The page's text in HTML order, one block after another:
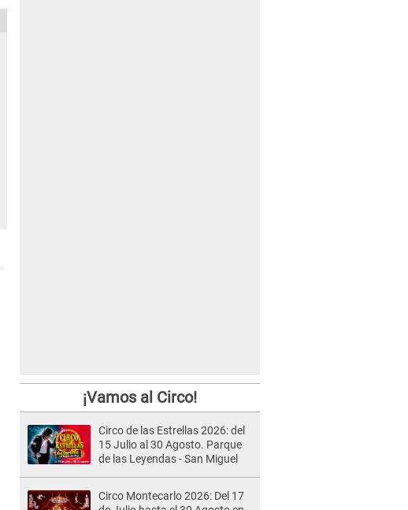
¡Vamos al Circo!
Circo de las Estrellas 2026: del
15 Julio al 30 Agosto. Parque
de las Leyendas - San Miguel
Circo Montecarlo 2026: Del 17